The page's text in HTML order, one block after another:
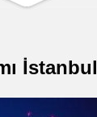
İstanbul